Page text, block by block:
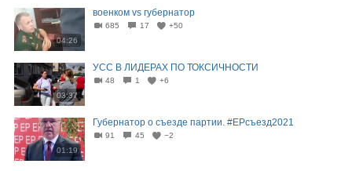
04:26
военком vs губернатор
685 17 +50
03:37
УСС В ЛИДЕРАХ ПО ТОКСИЧНОСТИ
48 1 +6
01:19
Губернатор о съезде партии. #ЕРсъезд2021
91 45 −2